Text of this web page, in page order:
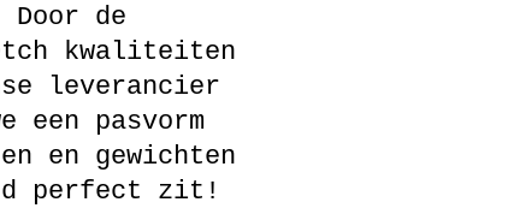
de
kwaliteiten
leverancier
een pasvorm
en gewichten
perfect zit!